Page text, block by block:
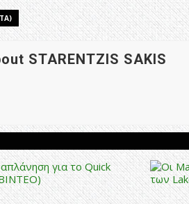
STARENTZIS SAKIS